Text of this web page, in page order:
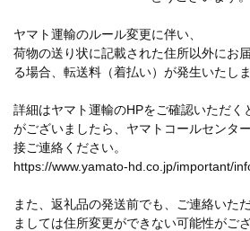
ヤマト運輸のルール変更に伴い、
荷物の送り状に記載された住所以外にお
る場合、転送料（着払い）が発生いたしま
詳細はヤマト運輸のHPをご確認いただく
がございましたら、ヤマトコールセンタ
接ご連絡ください。
https://www.yamato-hd.co.jp/important/
また、返礼品の発送前でも、ご連絡いた
ましては住所変更ができない可能性がござ